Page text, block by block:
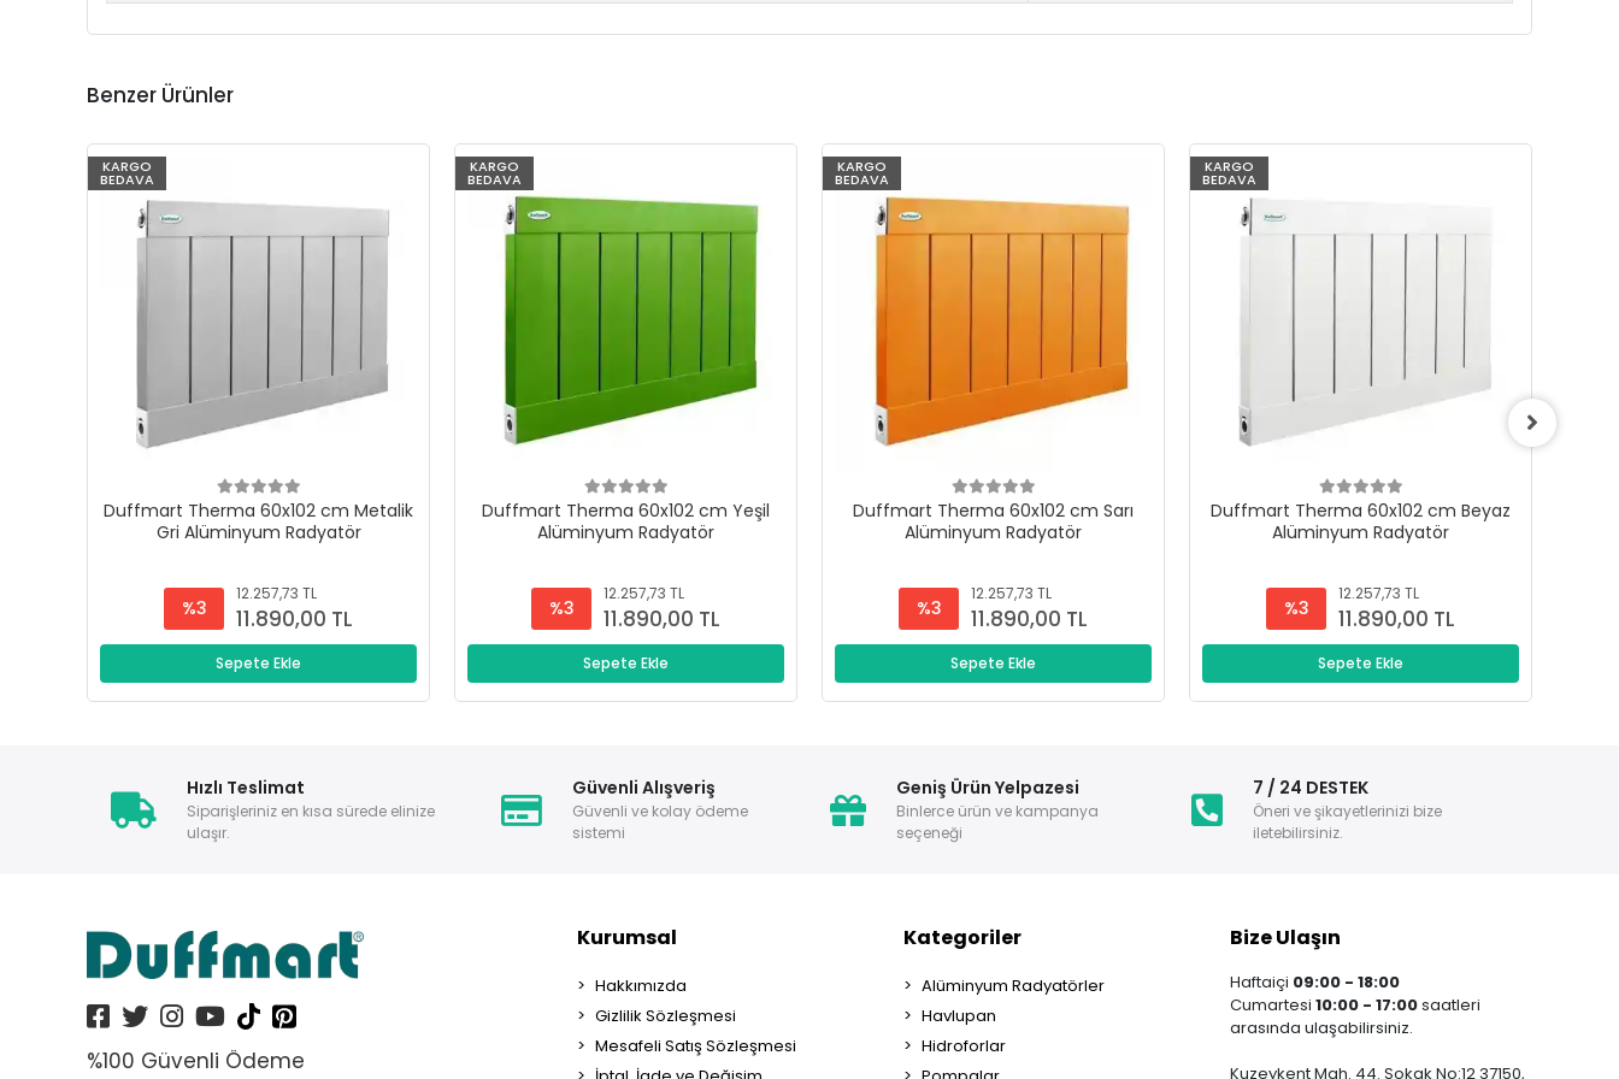
Benzer Ürünler
KARGO
BEDAVA
Duffmart Therma 60x102 cm Metalik
Gri Alüminyum Radyatör
%3
12.257,73 TL
11.890,00 TL
Sepete Ekle
KARGO
BEDAVA
Duffmart Therma 60x102 cm Yeşil
Alüminyum Radyatör
%3
12.257,73 TL
11.890,00 TL
Sepete Ekle
KARGO
BEDAVA
Duffmart Therma 60x102 cm Sarı
Alüminyum Radyatör
%3
12.257,73 TL
11.890,00 TL
Sepete Ekle
KARGO
BEDAVA
Duffmart Therma 60x102 cm Beyaz
Alüminyum Radyatör
%3
12.257,73 TL
11.890,00 TL
Sepete Ekle
Hızlı Teslimat
Siparişleriniz en kısa sürede elinize
ulaşır.
Güvenli Alışveriş
Güvenli ve kolay ödeme
sistemi
Geniş Ürün Yelpazesi
Binlerce ürün ve kampanya
seçeneği
7 / 24 DESTEK
Öneri ve şikayetlerinizi bize
iletebilirsiniz.
%100 Güvenli Ödeme
Kurumsal
Hakkımızda
Gizlilik Sözleşmesi
Mesafeli Satış Sözleşmesi
Kategoriler
Alüminyum Radyatörler
Havlupan
Hidroforlar
Bize Ulaşın
Haftaiçi 09:00 - 18:00
Cumartesi 10:00 - 17:00saatleri
arasında ulaşabilirsiniz.
Kuzeykent Mah. 44. Sokak No:12 37150,